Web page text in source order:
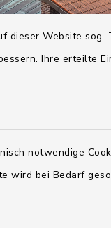
dieser Website
Ihre erteilte
notwendige
wird bei Bedarf